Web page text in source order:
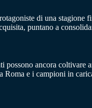
di una stagione
puntano a
ancora coltivare
e i campioni in